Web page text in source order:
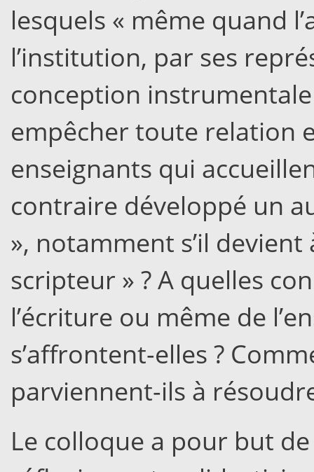
lesquels « même quand
l’institution, par ses
conception
empêcher toute relation
enseignants qui
contraire développé un
», notamment s’il
scripteur » ? A quelles
l’écriture ou même de
s’affrontent-elles ?
parviennent-ils à
Le colloque a pour but